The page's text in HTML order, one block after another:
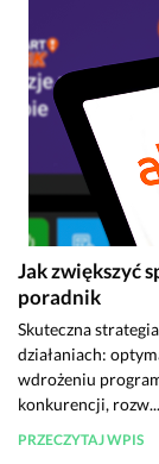
Jak zwiększyć
poradnik
Skuteczna
działaniach:
wdrożeniu
konkurencji, rozw...
PRZECZYTAJ WPIS